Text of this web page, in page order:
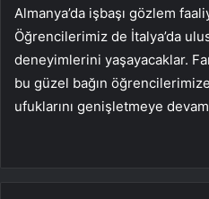
Almanya’da işbaşı gözlem
Öğrencilerimiz de İtalya’da
deneyimlerini yaşayacaklar.
bu güzel bağın
ufuklarını genişletmeye